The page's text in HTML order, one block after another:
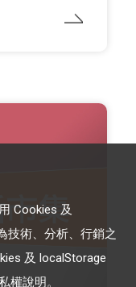
Cookies 及
技術、分析、行銷之
及 localStorage
權說明。